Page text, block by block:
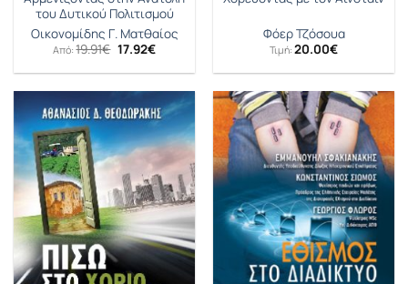
του Δυτικού Πολιτισμού
Οικονομίδης Γ. Ματθαίος
Από:19.91€ Original
price
was:
17.92€Η
τιμή
17.92€.
Φόερ Τζόσουα
Τιμή: 20.00€